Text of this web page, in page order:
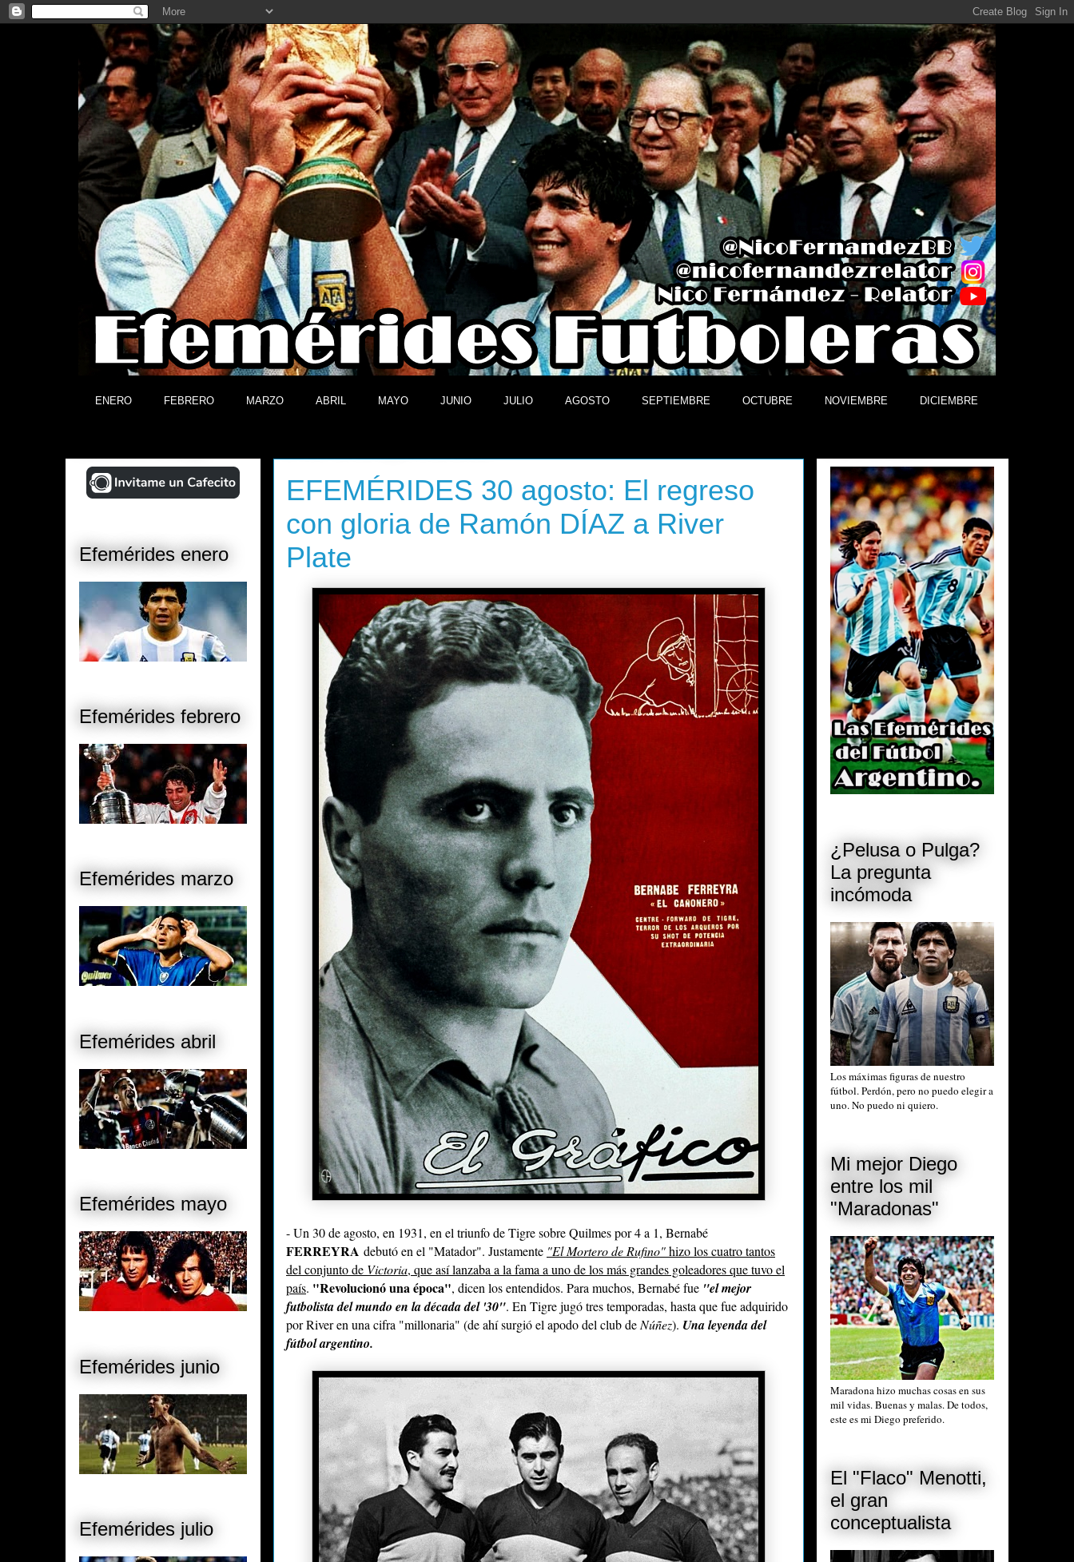
ENERO FEBRERO MARZO ABRIL MAYO JUNIO JULIO AGOSTO SEPTIEMBRE OCTUBRE NOVIEMBRE DICIEMBRE
EFEMÉRIDES 30 agosto: El regreso
con gloria de Ramón DÍAZ a River
Plate
- Un 30 de agosto, en 1931, en el triunfo de Tigre sobre Quilmes por 4 a 1, Bernabé
FERREYRA debutó en el "Matador". Justamente "El Mortero de Rufino"hizo los cuatro tantos
del conjunto de Victoria, que así lanzaba a la fama a uno de los más grandes goleadores que tuvo el
país. "Revolucionó una época", dicen los entendidos. Para muchos, Bernabé fue "el mejor
futbolista del mundo en la década del '30". En Tigre jugó tres temporadas, hasta que fue adquirido
por River en una cifra "millonaria" (de ahí surgió el apodo del club de Núñez). Una leyenda del
fútbol argentino.
Efemérides enero
Efemérides febrero
Efemérides marzo
Efemérides abril
Efemérides mayo
Efemérides junio
Efemérides julio
¿Pelusa o Pulga?
La pregunta
incómoda
Los máximas figuras de nuestro
fútbol. Perdón, pero no puedo elegir a
uno. No puedo ni quiero.
Mi mejor Diego
entre los mil
"Maradonas"
Maradona hizo muchas cosas en sus
mil vidas. Buenas y malas. De todos,
este es mi Diego preferido.
El "Flaco" Menotti,
el gran
conceptualista